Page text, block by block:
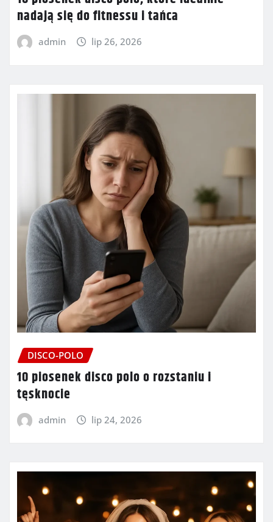
nadają się do fitnessu i tańca
admin lip 26, 2026
DISCO-POLO
10 piosenek disco polo o rozstaniu i
tęsknocie
admin lip 24, 2026